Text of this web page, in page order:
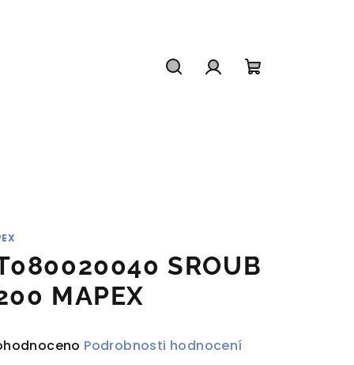
SROUB
MAPEX
Podrobnosti hodnocení